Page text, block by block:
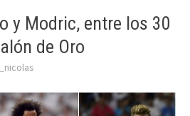
y Modric, entre los 30
de Oro